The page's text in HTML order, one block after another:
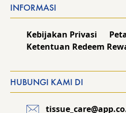
INFORMASI
Kebijakan Privasi
Ketentuan Redeem
HUBUNGI KAMI DI